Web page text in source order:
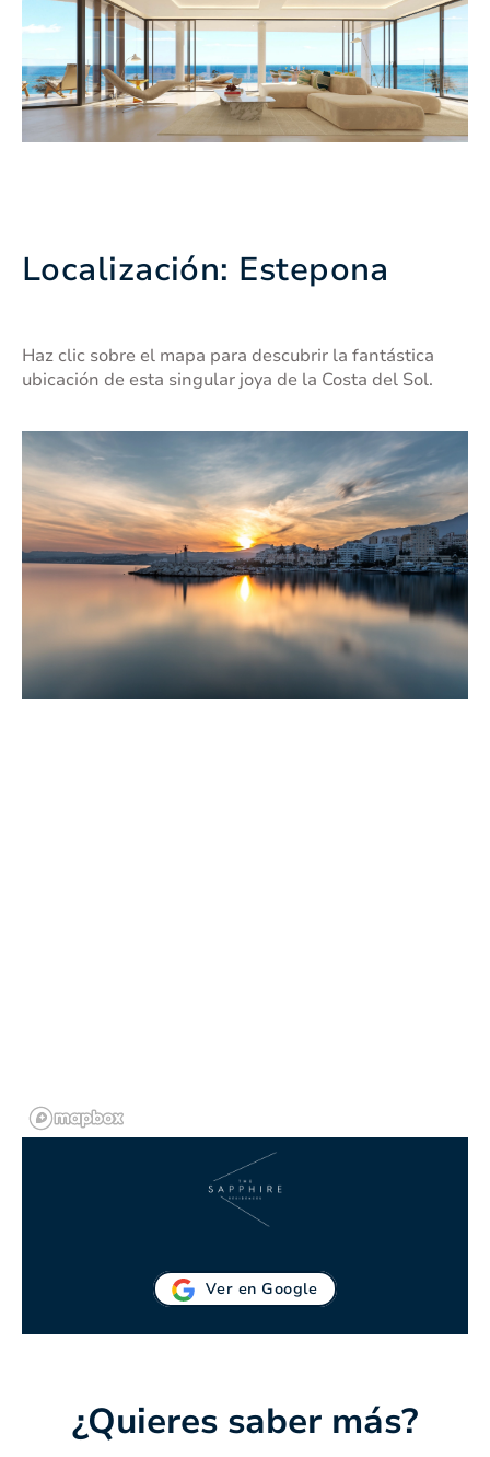
Localización: Estepona
Haz clic sobre el mapa para descubrir la fantástica
ubicación de esta singular joya de la Costa del Sol.
Ver en Google
¿Quieres saber más?